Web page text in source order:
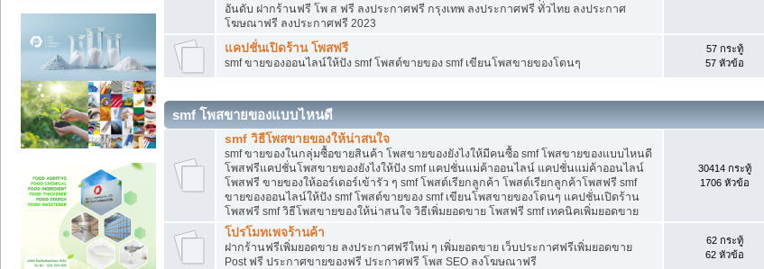
อันดับ ฝากร้านฟรี โพ ส ฟรี ลงประกาศฟรี กรุงเทพ ลงประกาศฟรี ทั่วไทย ลงประกาศ
โฆษณาฟรี ลงประกาศฟรี 2023
แคปชั่นเปิดร้าน โพสฟรี
smf ขายของออนไลน์ให้ปัง smf โพสต์ขายของ smf เขียนโพสขายของโดนๆ
57 กระทู้
57 หัวข้อ
smf โพสขายของแบบไหนดี
smf วิธีโพสขายของให้น่าสนใจ
smf ขายของในกลุ่มซื้อขายสินค้า โพสขายของยังไงให้มีคนซื้อ smf โพสขายของแบบไหนดี
โพสฟรีแคปชั่นโพสขายของยังไงให้ปัง smf แคปชั่นแม่ค้าออนไลน์ แคปชั่นแม่ค้าออนไลน์
โพสฟรี ขายของให้ออร์เดอร์เข้ารัว ๆ smf โพสต์เรียกลูกค้า โพสต์เรียกลูกค้าโพสฟรี smf
ขายของออนไลน์ให้ปัง smf โพสต์ขายของ smf เขียนโพสขายของโดนๆ แคปชั่นเปิดร้าน
โพสฟรี smf วิธีโพสขายของให้น่าสนใจ วิธีเพิ่มยอดขาย โพสฟรี smf เทคนิคเพิ่มยอดขาย
30414 กระทู้
1706 หัวข้อ
โปรโมทเพจร้านค้า
ฝากร้านฟรีเพิ่มยอดขาย ลงประกาศฟรีใหม่ ๆ เพิ่มยอดขาย เว็บประกาศฟรีเพิ่มยอดขาย
Post ฟรี ประกาศขายของฟรี ประกาศฟรี โพส SEO ลงโฆษณาฟรี
62 กระทู้
62 หัวข้อ